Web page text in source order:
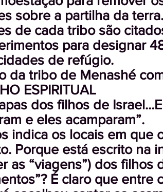
sobre a partilha da terra.
de cada tribo são
para designar
de refúgio.
da tribo de Menashé
ESPIRITUAL
dos filhos de
e eles acamparam”.
indica os locais em que
Porque está escrito na
as “viagens”) dos filhos
É claro que entre